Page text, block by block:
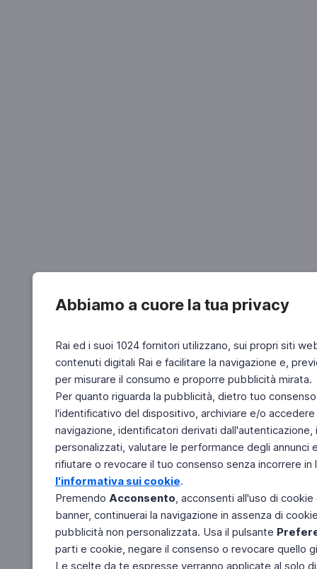
Abbiamo a cuore la tua privacy
Rai ed i suoi 1024 fornitori utilizzano, sui propri siti
contenuti digitali Rai e facilitare la navigazione e,
per misurare il consumo e proporre pubblicità mirata.
Per quanto riguarda la pubblicità, dietro tuo
l'identificativo del dispositivo, archiviare e/o
navigazione, identificatori derivati
personalizzati, valutare le performance degli
rifiutare o revocare il tuo consenso senza incorrere
l'informativa sui cookie.
Premendo Acconsento, acconsenti all'uso di
banner, continuerai la navigazione in assenza di
pubblicità non personalizzata. Usa il pulsante
parti e cookie, negare il consenso o revocare quello
Le scelte da te espresse verranno applicate al solo